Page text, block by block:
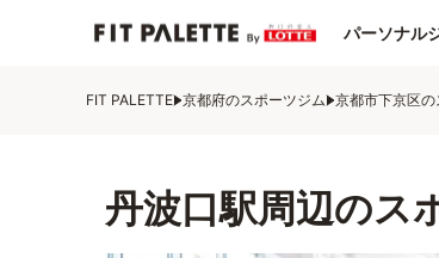
パーソナル
FIT PALETTE 京都府のスポーツジム 京都市下京区
丹波口駅周辺のス